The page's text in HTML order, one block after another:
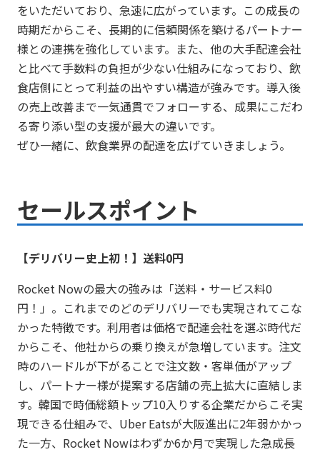
をいただいており、急速に広がっています。この成長の
時期だからこそ、長期的に信頼関係を築けるパートナー
様との連携を強化しています。また、他の大手配達会社
と比べて手数料の負担が少ない仕組みになっており、飲
食店側にとって利益の出やすい構造が強みです。導入後
の売上改善まで一気通貫でフォローする、成果にこだわ
る寄り添い型の支援が最大の違いです。
ぜひ一緒に、飲食業界の配達を広げていきましょう。
セールスポイント
【デリバリー史上初！】送料0円
Rocket Nowの最大の強みは「送料・サービス料0
円！」。これまでのどのデリバリーでも実現されてこな
かった特徴です。利用者は価格で配達会社を選ぶ時代だ
からこそ、他社からの乗り換えが急増しています。注文
時のハードルが下がることで注文数・客単価がアップ
し、パートナー様が提案する店舗の売上拡大に直結しま
す。韓国で時価総額トップ10入りする企業だからこそ実
現できる仕組みで、Uber Eatsが大阪進出に2年弱かかっ
た一方、Rocket Nowはわずか6か月で実現した急成長